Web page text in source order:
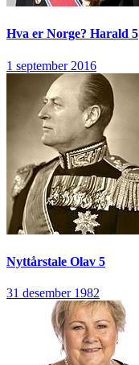
Hva er Norge? Harald 5
1 september 2016
Nyttårstale Olav 5
31 desember 1982